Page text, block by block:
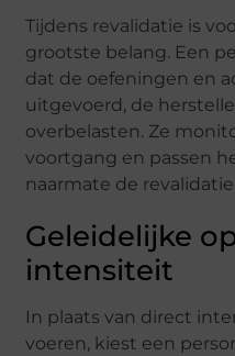
Tijdens revalidatie is
grootste belang. Een
dat de oefeningen en
uitgevoerd, de
overbelasten. Ze
voortgang en passen
naarmate de
Geleidelijke
intensiteit
In plaats van direct
voeren, kiest een